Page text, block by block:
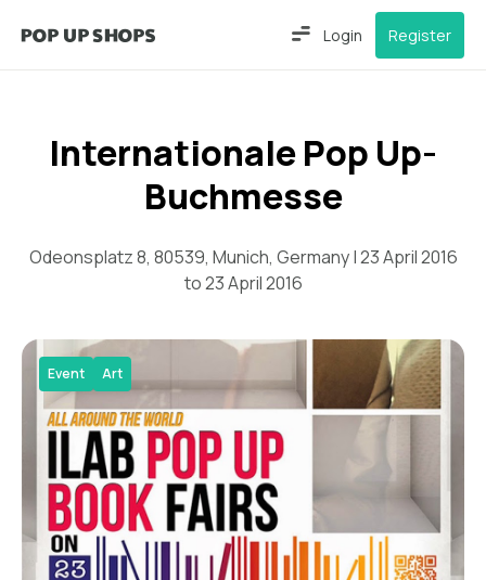
Login Register
Internationale Pop Up-
Buchmesse
Odeonsplatz 8, 80539, Munich, Germany | 23 April 2016
to 23 April 2016
Event Art